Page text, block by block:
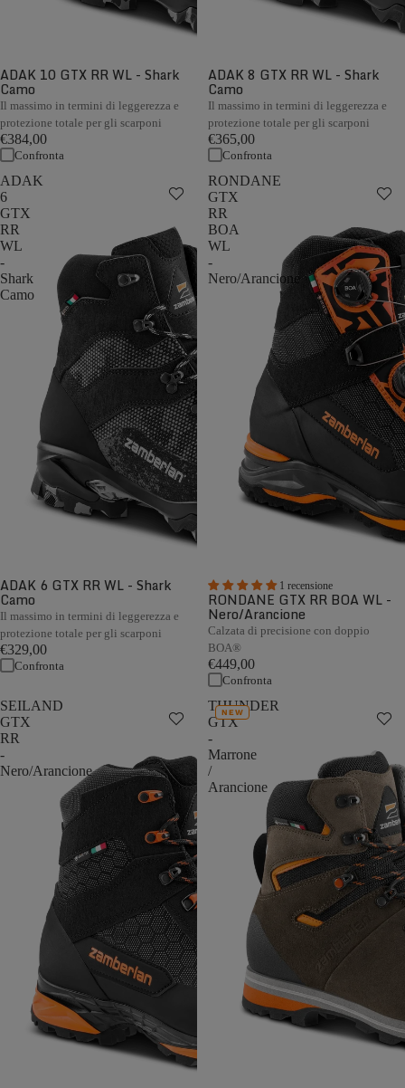
ADAK 10 GTX RR WL - Shark
Camo
Il massimo in termini di leggerezza e
protezione totale per gli scarponi
€384,00
Confronta
ADAK 8 GTX RR WL - Shark
Camo
Il massimo in termini di leggerezza e
protezione totale per gli scarponi
€365,00
Confronta
ADAK
6
GTX
RR
WL
-
Shark
Camo
ADAK 6 GTX RR WL - Shark
Camo
Il massimo in termini di leggerezza e
protezione totale per gli scarponi
€329,00
Confronta
RONDANE
GTX
RR
BOA
WL
-
Nero/Arancione
1 recensione
RONDANE GTX RR BOA WL -
Nero/Arancione
Calzata di precisione con doppio
BOA®
€449,00
Confronta
SEILAND
GTX
RR
-
Nero/Arancione
THUNDER
GTX
-
Marrone
/
Arancione
NEW